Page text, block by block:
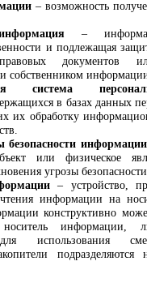
– возможность
–
и подлежащая
документов
собственником
система
в базах данных
их обработку
безопасности информации
или физическое
угрозы
– устройство,
информации на
конструктивно
носитель информации,
использования
подразделяются